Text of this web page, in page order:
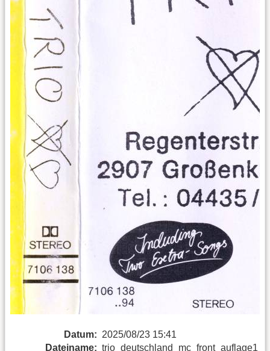
Datum: 2025/08/23 15:41
Dateiname: trio_deutschland_mc_front_auflage1